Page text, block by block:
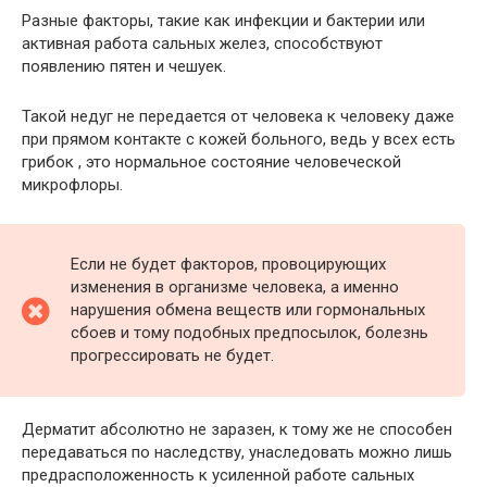
Разные факторы, такие как инфекции и бактерии или
активная работа сальных желез, способствуют
появлению пятен и чешуек.
Такой недуг не передается от человека к человеку даже
при прямом контакте с кожей больного, ведь у всех есть
грибок , это нормальное состояние человеческой
микрофлоры.
Если не будет факторов, провоцирующих
изменения в организме человека, а именно
нарушения обмена веществ или гормональных
сбоев и тому подобных предпосылок, болезнь
прогрессировать не будет.
Дерматит абсолютно не заразен, к тому же не способен
передаваться по наследству, унаследовать можно лишь
предрасположенность к усиленной работе сальных